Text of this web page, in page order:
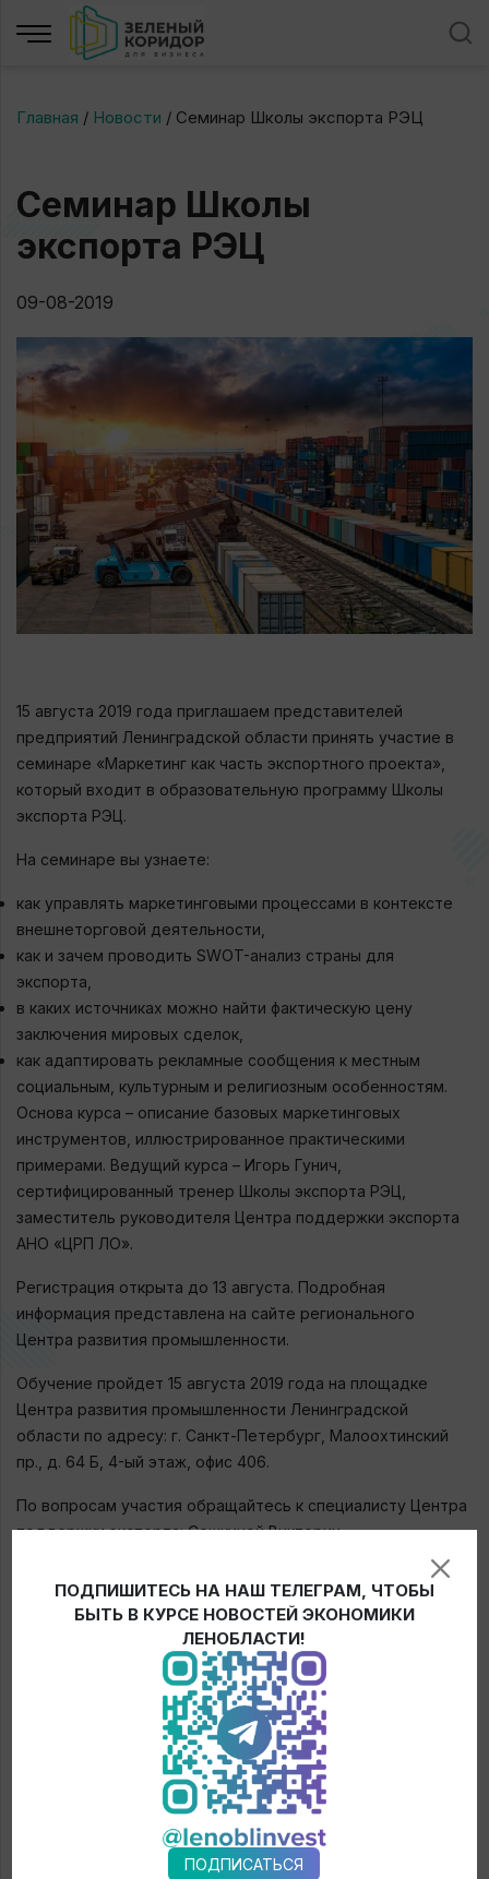
Главная / Новости / Семинар Школы экспорта РЭЦ
Семинар Школы
экспорта РЭЦ
09-08-2019
15 августа 2019 года приглашаем представителей
предприятий Ленинградской области принять участие в
семинаре «Маркетинг как часть экспортного проекта»,
который входит в образовательную программу Школы
экспорта РЭЦ.
На семинаре вы узнаете:
как управлять маркетинговыми процессами в контексте
внешнеторговой деятельности,
как и зачем проводить SWOT-анализ страны для
экспорта,
в каких источниках можно найти фактическую цену
заключения мировых сделок,
как адаптировать рекламные сообщения к местным
социальным, культурным и религиозным особенностям.
Основа курса – описание базовых маркетинговых
инструментов, иллюстрированное практическими
примерами. Ведущий курса – Игорь Гунич,
сертифицированный тренер Школы экспорта РЭЦ,
заместитель руководителя Центра поддержки экспорта
АНО «ЦРП ЛО».
Регистрация открыта до 13 августа. Подробная
информация представлена на сайте регионального
Центра развития промышленности.
Обучение пройдет 15 августа 2019 года на площадке
Центра развития промышленности Ленинградской
области по адресу: г. Санкт-Петербург, Малоохтинский
пр., д. 64 Б, 4-ый этаж, офис 406.
По вопросам участия обращайтесь к специалисту Центра
поддержки экспорта: Сошкиной Виктории
soshkina@crplo.ru
сотрудников Центра поддержки экспорта Ленинградской
области по всем направлениям развития экспорта.
ПОДПИШИТЕСЬ НА НАШ ТЕЛЕГРАМ, ЧТОБЫ
БЫТЬ В КУРСЕ НОВОСТЕЙ ЭКОНОМИКИ
ЛЕНОБЛАСТИ!
ПОДПИСАТЬСЯ